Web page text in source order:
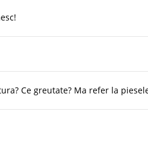
Ce greutate? Ma refer la